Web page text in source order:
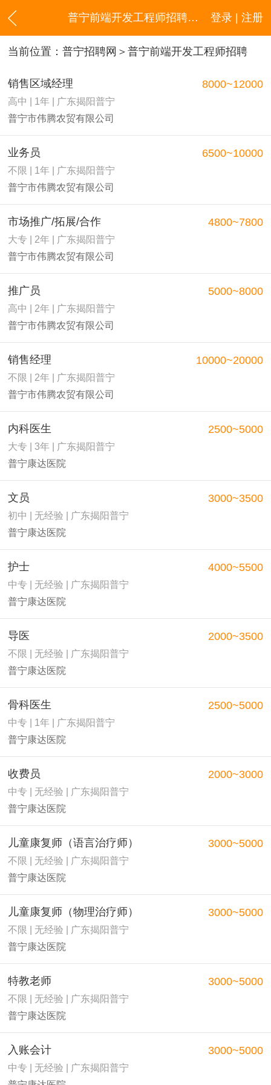
登录 | 注册
普宁前端开发工程师招聘信息
当前位置： 普宁招聘网 ＞普宁前端开发工程师招聘
销售区域经理
高中 | 1年 | 广东揭阳普宁
普宁市伟腾农贸有限公司
8000~12000
业务员
不限 | 1年 | 广东揭阳普宁
普宁市伟腾农贸有限公司
6500~10000
市场推广/拓展/合作
大专 | 2年 | 广东揭阳普宁
普宁市伟腾农贸有限公司
4800~7800
推广员
高中 | 2年 | 广东揭阳普宁
普宁市伟腾农贸有限公司
5000~8000
销售经理
不限 | 2年 | 广东揭阳普宁
普宁市伟腾农贸有限公司
10000~20000
内科医生
大专 | 3年 | 广东揭阳普宁
普宁康达医院
2500~5000
文员
初中 | 无经验 | 广东揭阳普宁
普宁康达医院
3000~3500
护士
中专 | 无经验 | 广东揭阳普宁
普宁康达医院
4000~5500
导医
不限 | 无经验 | 广东揭阳普宁
普宁康达医院
2000~3500
骨科医生
中专 | 1年 | 广东揭阳普宁
普宁康达医院
2500~5000
收费员
中专 | 无经验 | 广东揭阳普宁
普宁康达医院
2000~3000
儿童康复师（语言治疗师）
不限 | 无经验 | 广东揭阳普宁
普宁康达医院
3000~5000
儿童康复师（物理治疗师）
不限 | 无经验 | 广东揭阳普宁
普宁康达医院
3000~5000
特教老师
不限 | 无经验 | 广东揭阳普宁
普宁康达医院
3000~5000
入账会计
中专 | 无经验 | 广东揭阳普宁
3000~5000